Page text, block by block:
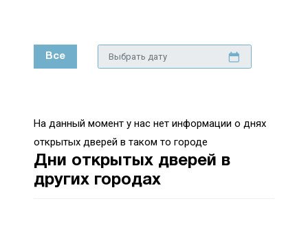
Все
На данный момент у нас нет информации о днях
открытых дверей в таком то городе
Дни открытых дверей в
других городах